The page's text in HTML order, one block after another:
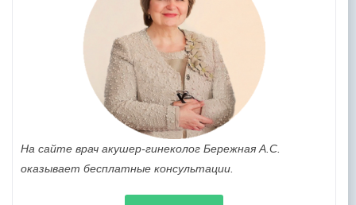
На сайте врач акушер-гинеколог Бережная А.С.
оказывает бесплатные консультации.